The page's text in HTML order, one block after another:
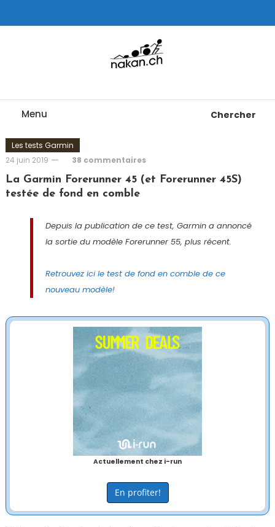
To
Menu Chercher
Les tests Garmin
24 juin 2019
38 commentaires
La Garmin Forerunner 45 (et Forerunner 45S)
testée de fond en comble
Depuis la publication de ce test, Garmin a annoncé
la sortie du modèle Forerunner 55, plus récent.
Retrouvez ici le test de fond en comble de ce
nouveau modèle!
Actuellement chez i-run
En profiter!